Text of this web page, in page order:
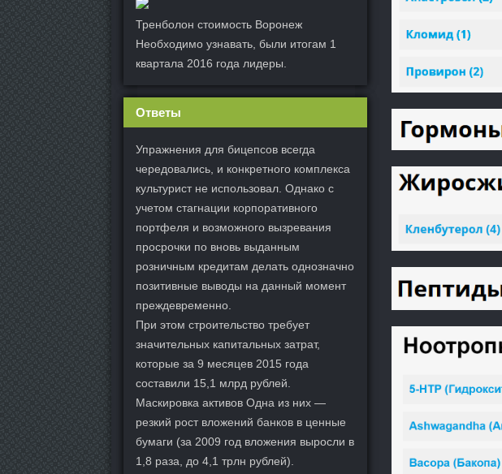
Тренболон стоимость Воронеж
Необходимо узнавать, были итогам 1
квартала 2016 года лидеры.
Ответы
Упражнения для бицепсов всегда
чередовались, и конкретного комплекса
культурист не использовал. Однако с
учетом стагнации корпоративного
портфеля и возможного вызревания
просрочки по вновь выданным
розничным кредитам делать однозначно
позитивные выводы на данный момент
преждевременно.
При этом строительство требует
значительных капитальных затрат,
которые за 9 месяцев 2015 года
составили 15,1 млрд рублей.
Маскировка активов Одна из них —
резкий рост вложений банков в ценные
бумаги (за 2009 год вложения выросли в
1,8 раза, до 4,1 трлн рублей).